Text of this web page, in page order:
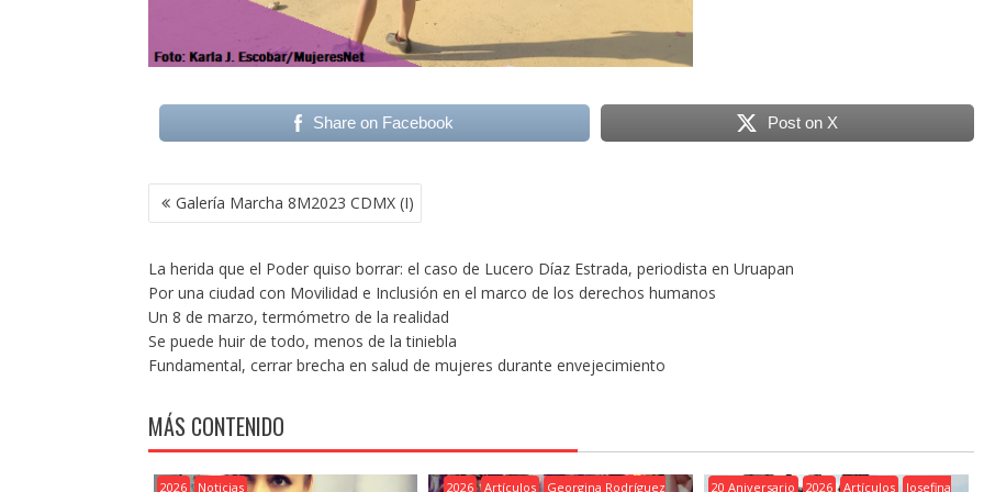
Share on Facebook Post on X
NAVEGACIÓN
DE Galería Marcha 8M2023 CDMX (I)
La herida que el Poder quiso borrar: el caso de Lucero Díaz Estrada, periodista en Uruapan
Por una ciudad con Movilidad e Inclusión en el marco de los derechos humanos
Un 8 de marzo, termómetro de la realidad
Se puede huir de todo, menos de la tiniebla
Fundamental, cerrar brecha en salud de mujeres durante envejecimiento
MÁS CONTENIDO
2026 Noticias 2026 Artículos Georgina Rodríguez 20 Aniversario 2026 Artículos Josefina